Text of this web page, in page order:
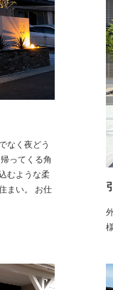
なく夜どう
ってくる角
むような柔
まい。 お仕